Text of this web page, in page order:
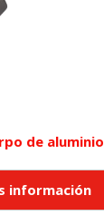
de aluminio